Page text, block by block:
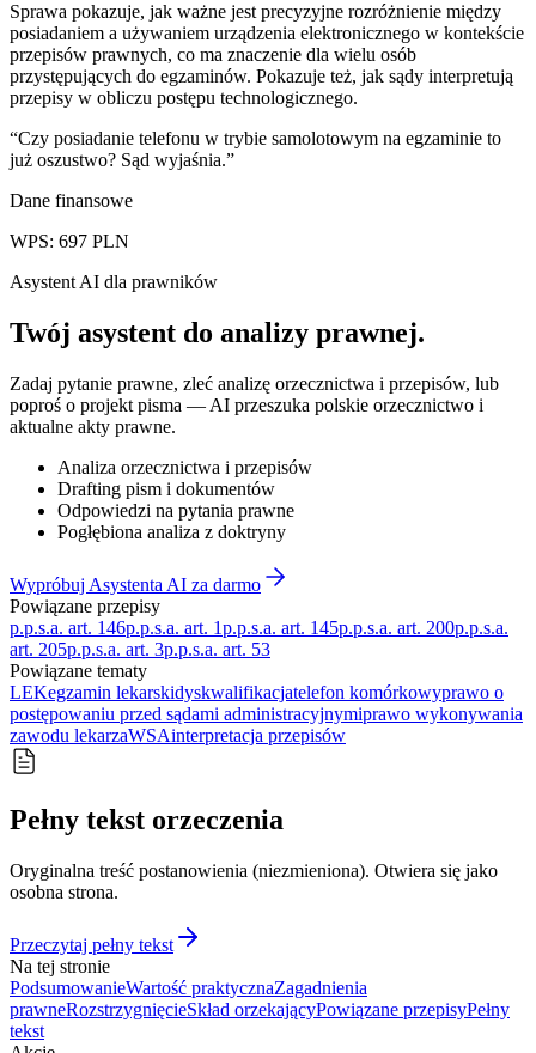
Sprawa pokazuje, jak ważne jest precyzyjne rozróżnienie między
posiadaniem a używaniem urządzenia elektronicznego w kontekście
przepisów prawnych, co ma znaczenie dla wielu osób
przystępujących do egzaminów. Pokazuje też, jak sądy interpretują
przepisy w obliczu postępu technologicznego.
“Czy posiadanie telefonu w trybie samolotowym na egzaminie to
już oszustwo? Sąd wyjaśnia.”
Dane finansowe
WPS: 697 PLN
Asystent AI dla prawników
Twój asystent do analizy prawnej.
Zadaj pytanie prawne, zleć analizę orzecznictwa i przepisów, lub
poproś o projekt pisma — AI przeszuka polskie orzecznictwo i
aktualne akty prawne.
Analiza orzecznictwa i przepisów
Drafting pism i dokumentów
Odpowiedzi na pytania prawne
Pogłębiona analiza z doktryny
Wypróbuj Asystenta AI za darmo
Powiązane przepisy
p.p.s.a. art. 146p.p.s.a. art. 1p.p.s.a. art. 145p.p.s.a. art. 200p.p.s.a.
art. 205p.p.s.a. art. 3p.p.s.a. art. 53
Powiązane tematy
LEKegzamin lekarskidyskwalifikacjatelefon komórkowyprawo o
postępowaniu przed sądami administracyjnymiprawo wykonywania
zawodu lekarzaWSAinterpretacja przepisów
Pełny tekst orzeczenia
Oryginalna treść postanowienia (niezmieniona). Otwiera się jako
osobna strona.
Przeczytaj pełny tekst
Na tej stronie
PodsumowanieWartość praktycznaZagadnienia
prawneRozstrzygnięcieSkład orzekającyPowiązane przepisyPełny
tekst